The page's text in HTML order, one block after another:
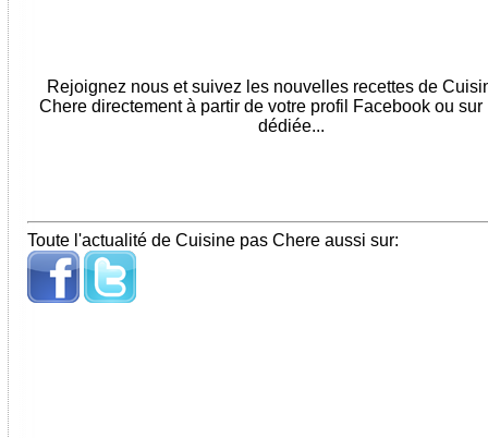
Rejoignez nous et suivez les nouvelles recettes de
Chere directement à partir de votre profil Facebook ou sur
dédiée...
Toute l'actualité de Cuisine pas Chere aussi sur: